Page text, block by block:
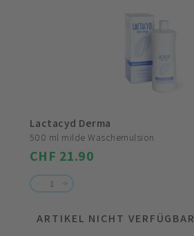
Lactacyd Derma
500 ml milde Waschemulsion
CHF 21.90
KAUFEN
ARTIKEL NICHT VERFÜGBAR